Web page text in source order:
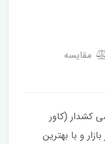
مقایسه
کشدار (کاور
و با بهترین